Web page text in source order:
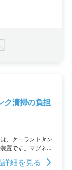
いします。
ク清掃の負担
、クーラントタン
置です。マグネッ
フィルタの交換頻
易さが特長で、現
詳細を見る